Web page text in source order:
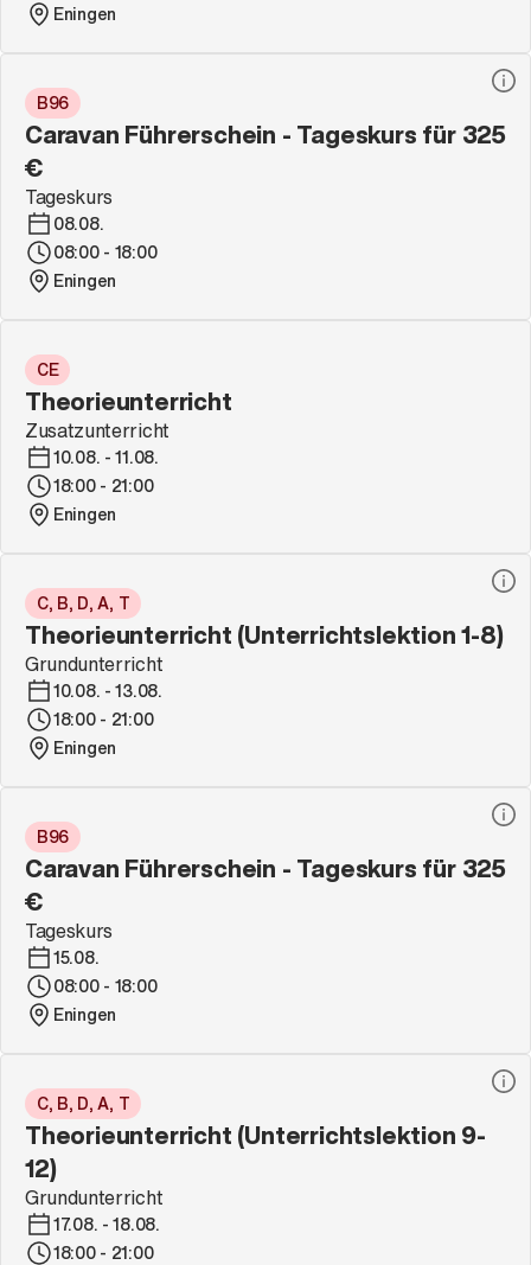
Eningen
B96
Caravan Führerschein - Tageskurs für 325
€
Tageskurs
08.08.
08:00 - 18:00
Eningen
CE
Theorieunterricht
Zusatzunterricht
10.08. - 11.08.
18:00 - 21:00
Eningen
C, B, D, A, T
Theorieunterricht (Unterrichtslektion 1-8)
Grundunterricht
10.08. - 13.08.
18:00 - 21:00
Eningen
B96
Caravan Führerschein - Tageskurs für 325
€
Tageskurs
15.08.
08:00 - 18:00
Eningen
C, B, D, A, T
Theorieunterricht (Unterrichtslektion 9-
12)
Grundunterricht
17.08. - 18.08.
18:00 - 21:00